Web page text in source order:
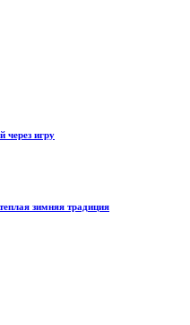
через игру
зимняя традиция